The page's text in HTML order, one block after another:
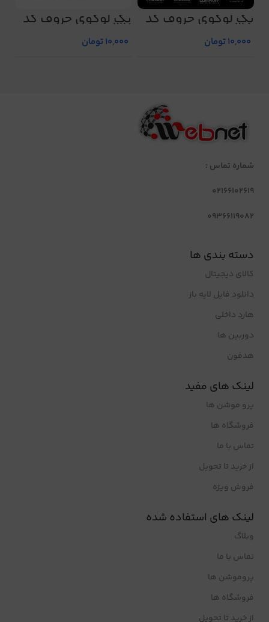
پک لوگوی حروف کد
215
10,000تومان
پک لوگوی حروف کد
217
10,000تومان
شماره تماس :
02166102619
09366119082
دسته بندی ها
کالای دیجیتال
دانلود فایل لایه باز
هارد داخلی
دوربین ها
هدفون
لینک های مفید
پرو موشن ها
فروشگاه ها
تماس با ما
از خرید تا تحویل
فروش ویژه
لینک های استفاده شده
وبلاگ
تماس با ما
پروموشن ها
فروشگاه ها
از خرید تا تحویل